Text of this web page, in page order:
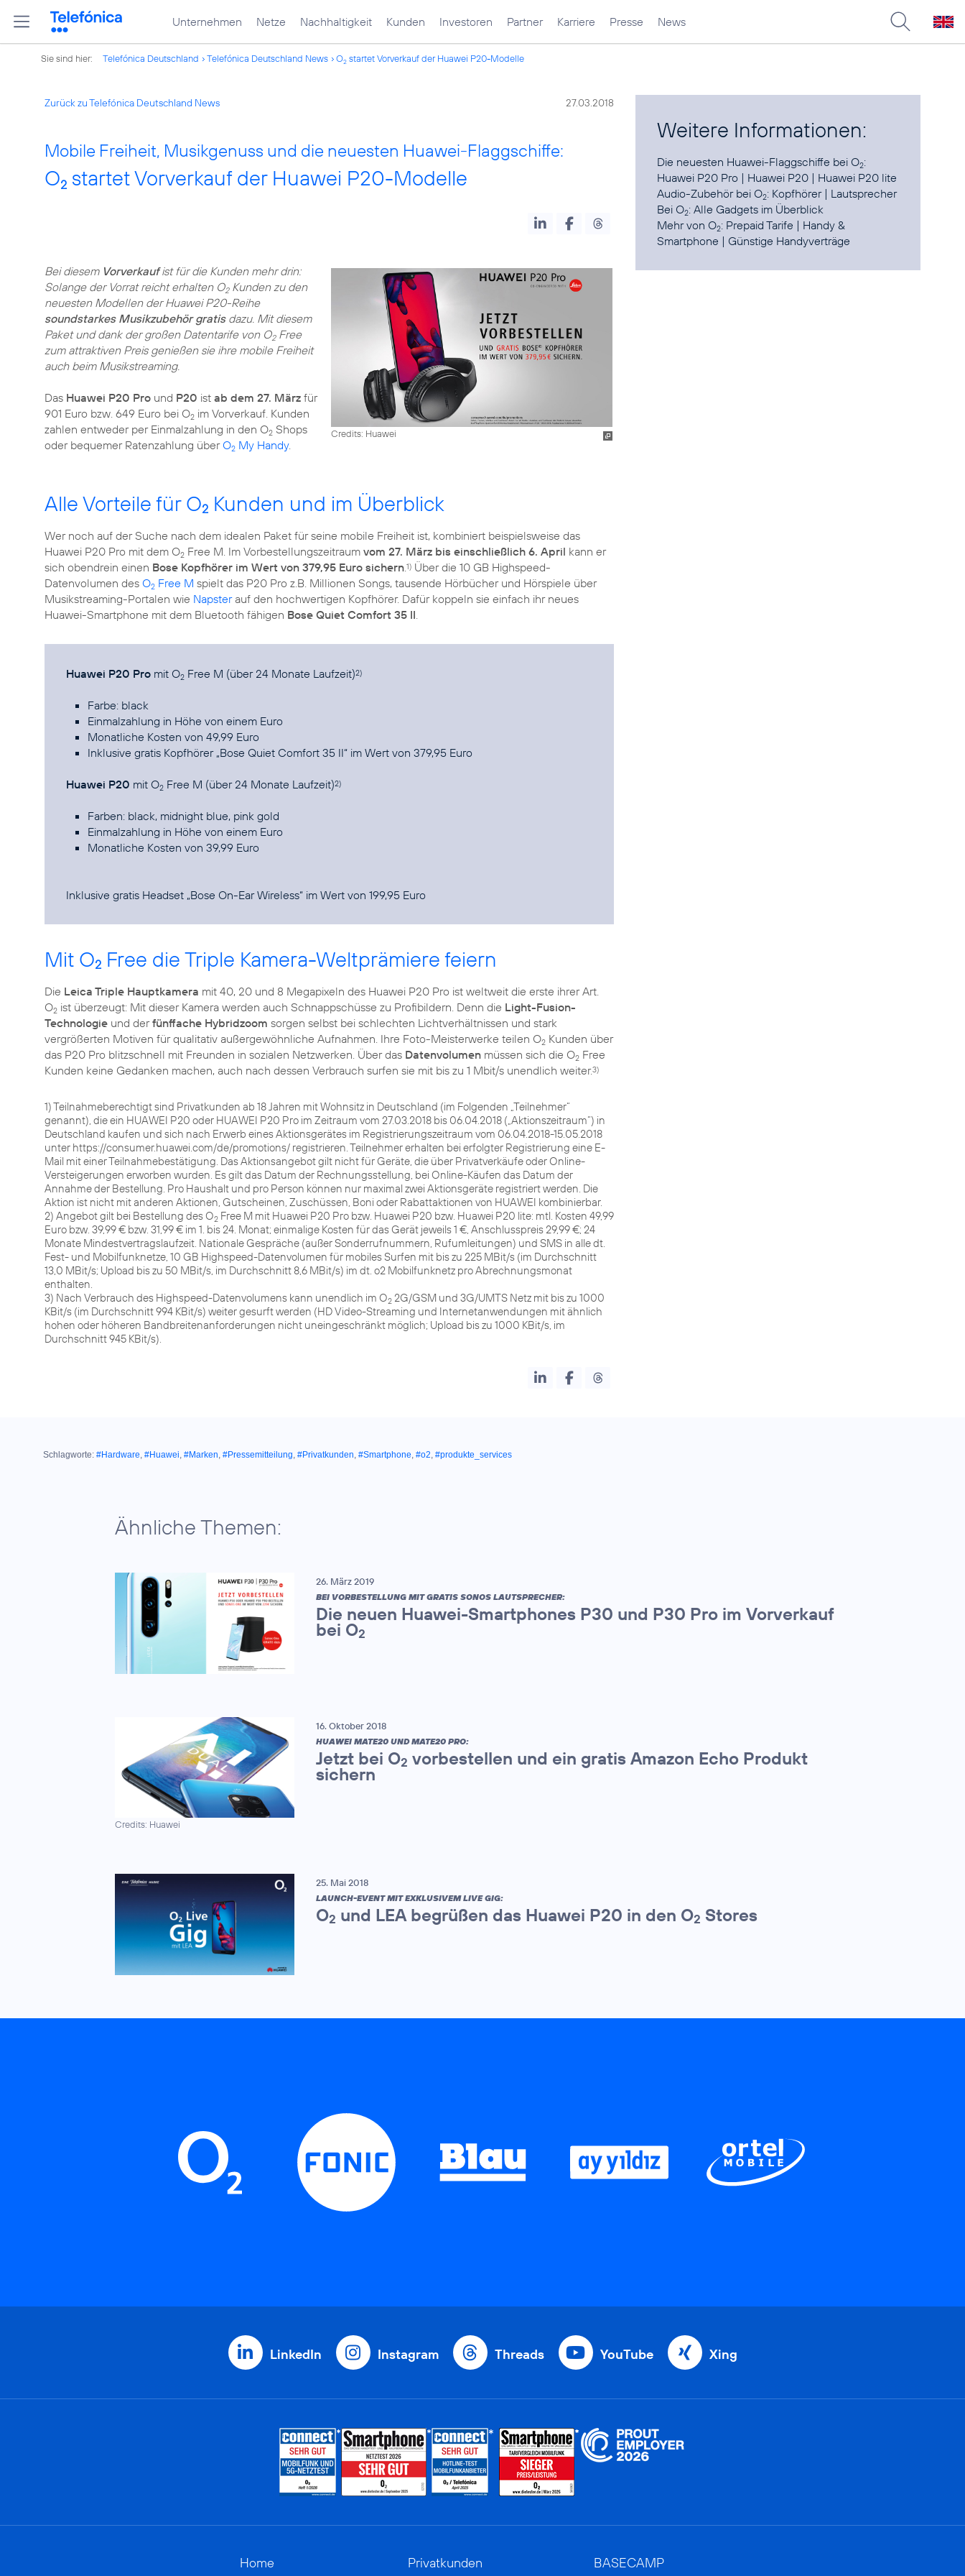
Unternehmen Netze Nachhaltigkeit Kunden Investoren Partner Karriere Presse News
Sie sind hier: Telefónica Deutschland Telefónica Deutschland News O2 startet Vorverkauf der Huawei P20-Modelle
Zurück zu Telefónica Deutschland News 27.03.2018
Mobile Freiheit, Musikgenuss und die neuesten Huawei-Flaggschiffe:
O2 startet Vorverkauf der Huawei P20-Modelle
Credits: Huawei
Bei diesem Vorverkaufist für die Kunden mehr drin:
Solange der Vorrat reicht erhalten O2Kunden zu den
neuesten Modellen der Huawei P20-Reihe
soundstarkes Musikzubehör gratisdazu. Mit diesem
Paket und dank der großen Datentarife von O2Free
zum attraktiven Preis genießen sie ihre mobile Freiheit
auch beim Musikstreaming.
Das Huawei P20 Pro und P20 ist ab dem 27. März für
901 Euro bzw. 649 Euro bei O2 im Vorverkauf. Kunden
zahlen entweder per Einmalzahlung in den O2 Shops
oder bequemer Ratenzahlung überO2 My Handy.
Alle Vorteile für O2 Kunden und im Überblick
Wer noch auf der Suche nach dem idealen Paket für seine mobile Freiheit ist, kombiniert beispielsweise das
Huawei P20 Pro mit dem O2 Free M. Im Vorbestellungszeitraum vom 27. März bis einschließlich 6. April kann er
sich obendrein einen Bose Kopfhörer im Wert von 379,95 Euro sichern.1) Über die 10 GB Highspeed-
Datenvolumen des O2 Free M spielt das P20 Pro z.B. Millionen Songs, tausende Hörbücher und Hörspiele über
Musikstreaming-Portalen wie Napsterauf den hochwertigen Kopfhörer. Dafür koppeln sie einfach ihr neues
Huawei-Smartphone mit dem Bluetooth fähigen Bose Quiet Comfort 35 II.
Huawei P20 Pro mit O2 Free M (über 24 Monate Laufzeit)2)
Farbe: black
Einmalzahlung in Höhe von einem Euro
Monatliche Kosten von 49,99 Euro
Inklusive gratis Kopfhörer „Bose Quiet Comfort 35 II“ im Wert von 379,95 Euro
Huawei P20 mit O2 Free M (über 24 Monate Laufzeit)2)
Farben: black, midnight blue, pink gold
Einmalzahlung in Höhe von einem Euro
Monatliche Kosten von 39,99 Euro
Inklusive gratis Headset „Bose On-Ear Wireless“ im Wert von 199,95 Euro
Mit O2 Free die Triple Kamera-Weltprämiere feiern
Die Leica Triple Hauptkamera mit 40, 20 und 8 Megapixeln des Huawei P20 Pro ist weltweit die erste ihrer Art.
O2 ist überzeugt: Mit dieser Kamera werden auch Schnappschüsse zu Profibildern. Denn die Light-Fusion-
Technologie und derfünffache Hybridzoom sorgen selbst bei schlechten Lichtverhältnissen und stark
vergrößerten Motiven für qualitativ außergewöhnliche Aufnahmen. Ihre Foto-Meisterwerke teilen O2 Kunden über
das P20 Pro blitzschnell mit Freunden in sozialen Netzwerken. Über das Datenvolumen müssen sich die O2 Free
Kunden keine Gedanken machen, auch nach dessen Verbrauch surfen sie mit bis zu 1 Mbit/s unendlich weiter.3)
1) Teilnahmeberechtigt sind Privatkunden ab 18 Jahren mit Wohnsitz in Deutschland (im Folgenden „Teilnehmer“
genannt), die ein HUAWEI P20 oder HUAWEI P20 Pro im Zeitraum vom 27.03.2018 bis 06.04.2018 („Aktionszeitraum“) in
Deutschland kaufen und sich nach Erwerb eines Aktionsgerätes im Registrierungszeitraum vom 06.04.2018-15.05.2018
unter https://consumer.huawei.com/de/promotions/ registrieren. Teilnehmer erhalten bei erfolgter Registrierung eine E-
Mail mit einer Teilnahmebestätigung. Das Aktionsangebot gilt nicht für Geräte, die über Privatverkäufe oder Online-
Versteigerungen erworben wurden. Es gilt das Datum der Rechnungsstellung, bei Online-Käufen das Datum der
Annahme der Bestellung. Pro Haushalt und pro Person können nur maximal zwei Aktionsgeräte registriert werden. Die
Aktion ist nicht mit anderen Aktionen, Gutscheinen, Zuschüssen, Boni oder Rabattaktionen von HUAWEI kombinierbar.
2) Angebot gilt bei Bestellung des O2 Free M mit Huawei P20 Pro bzw. Huawei P20 bzw. Huawei P20 lite: mtl. Kosten 49,99
Euro bzw. 39,99 € bzw. 31,99 € im 1. bis 24. Monat; einmalige Kosten für das Gerät jeweils 1 €, Anschlusspreis 29,99 €; 24
Monate Mindestvertragslaufzeit. Nationale Gespräche (außer Sonderrufnummern, Rufumleitungen) und SMS in alle dt.
Fest- und Mobilfunknetze, 10 GB Highspeed-Datenvolumen für mobiles Surfen mit bis zu 225 MBit/s (im Durchschnitt
13,0 MBit/s; Upload bis zu 50 MBit/s, im Durchschnitt 8,6 MBit/s) im dt. o2 Mobilfunknetz pro Abrechnungsmonat
enthalten.
3) Nach Verbrauch des Highspeed-Datenvolumens kann unendlich im O2 2G/GSM und 3G/UMTS Netz mit bis zu 1000
KBit/s (im Durchschnitt 994 KBit/s) weiter gesurft werden (HD Video-Streaming und Internetanwendungen mit ähnlich
hohen oder höheren Bandbreitenanforderungen nicht uneingeschränkt möglich; Upload bis zu 1000 KBit/s, im
Durchschnitt 945 KBit/s).
Weitere Informationen:
Die neuesten Huawei-Flaggschiffe bei O2:
Huawei P20 Pro | Huawei P20 | Huawei P20 lite
Audio-Zubehör bei O2: Kopfhörer| Lautsprecher
Bei O2:Alle Gadgets im Überblick
Mehr von O2: Prepaid Tarife | Handy &
Smartphone |Günstige Handyverträge
Schlagworte: #Hardware, #Huawei, #Marken, #Pressemitteilung, #Privatkunden, #Smartphone, #o2, #produkte_services
Ähnliche Themen:
26. März 2019
BEI VORBESTELLUNG MIT GRATIS SONOS LAUTSPRECHER:
Die neuen Huawei-Smartphones P30 und P30 Pro im Vorverkauf
bei O2
Credits: Huawei
16. Oktober 2018
HUAWEI MATE20 UND MATE20 PRO:
Jetzt bei O2 vorbestellen und ein gratis Amazon Echo Produkt
sichern
25. Mai 2018
LAUNCH-EVENT MIT EXKLUSIVEM LIVE GIG:
O2 und LEA begrüßen das Huawei P20 in den O2 Stores
LinkedIn Instagram Threads YouTube Xing
Home Privatkunden BASECAMP